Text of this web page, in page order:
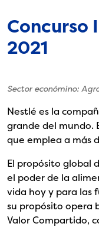
Concurso
2021
Sector económino:
Nestlé es la
grande del mundo.
que emplea a más
El propósito global
el poder de la
vida hoy y para las
su propósito opera
Valor Compartido,